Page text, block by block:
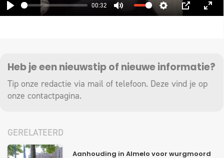
PLAY 00:32 MUTE
SETTINGS
PIP
Heb je een nieuwstip of nieuwe informatie?
Tip onze redactie via mail of telefoon. Deze vind je op
onze contactpagina.
GERELATEERD
Aanhouding in Almelo voor wurgmoord